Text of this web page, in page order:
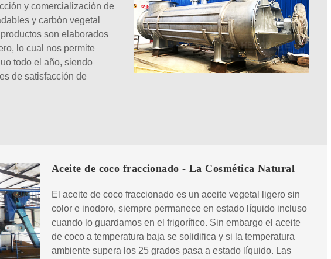
y comercialización de
y carbón vegetal
son elaborados
lo cual nos permite
todo el año, siendo
de satisfacción de
Aceite de coco fraccionado - La Cosmética Natural
El aceite de coco fraccionado es un aceite vegetal ligero sin
color e inodoro, siempre permanece en estado líquido incluso
cuando lo guardamos en el frigorífico. Sin embargo el aceite
de coco a temperatura baja se solidifica y si la temperatura
ambiente supera los 25 grados pasa a estado líquido. Las